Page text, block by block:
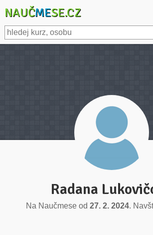
NAUČMESE.CZ
Radana
Na Naučmese od27. 2. 2024.